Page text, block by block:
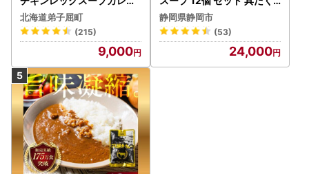
4個 3739
北海道弟子屈町
(215)
9,000
さんスープ 朝食 惣菜 国産
野菜 常温保存
静岡県静岡市
(53)
24,000